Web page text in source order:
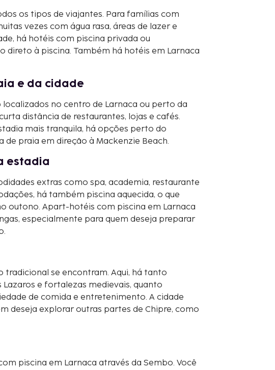
os tipos de viajantes. Para famílias com
vezes com água rasa, áreas de lazer e
há hotéis com piscina privada ou
direto à piscina. Também há hotéis em Larnaca
e da cidade
no centro de Larnaca ou perto da
distância de restaurantes, lojas e cafés.
mais tranquila, há opções perto do
praia em direção à Mackenzie Beach.
estadia
extras como spa, academia, restaurante
há também piscina aquecida, o que
outono. Apart-hotéis com piscina em Larnaca
especialmente para quem deseja preparar
tradicional se encontram. Aqui, há tanto
e fortalezas medievais, quanto
de comida e entretenimento. A cidade
deseja explorar outras partes de Chipre, como
piscina em Larnaca através da Sembo. Você